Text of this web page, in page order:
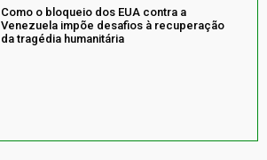
Como o bloqueio dos EUA contra a
Venezuela impõe desafios à recuperação
da tragédia humanitária